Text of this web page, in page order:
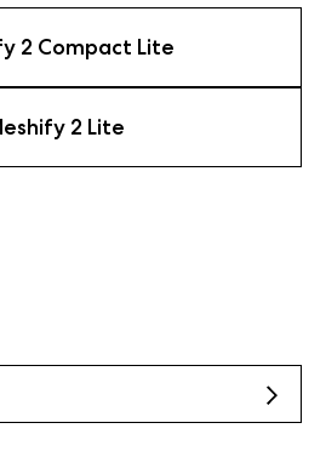
2 Compact Lite
2 Lite